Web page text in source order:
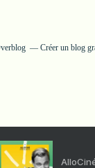
Créer un blog